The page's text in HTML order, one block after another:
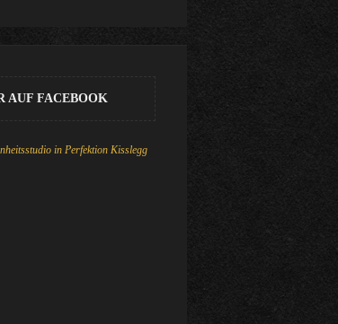
AUF FACEBOOK